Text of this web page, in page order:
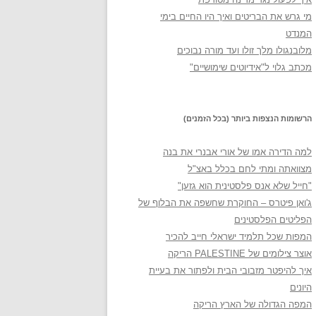
מי גרש את הבריטים ואיך היו החיים בימי
המנדט
מלובנגולו מלך זולו ועד מורה נבוכים
מכתב גלוי ל"אידיוטים שימושיים"
הרשומות הנצפות ביותר (בכל הזמנים)
למה הדירה אמו של אורי אבנרי את בנה
מצוואתה ומתי לחם בכלל באצ"ל
"חייל שלא אנס פלסטינית הוא גזען"
ג'ואן פיטרס – החוקרת שחשפה את הבלוף של
הפליטים הפלסטינים
המפות שכל תלמיד ישראלי חייב להכיר
אוצר צילומים של PALESTINE הריקה
איך להיפטר מזבובי הבית ולפתור את בעיית
היונים
המפה הגדולה של הארץ הריקה